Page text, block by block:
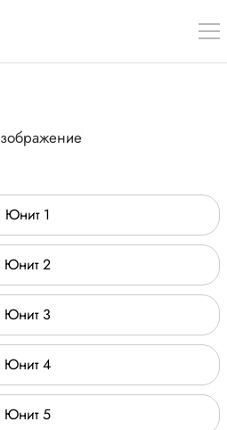
Юнит 1
Юнит 2
Юнит 3
Юнит 4
Юнит 5